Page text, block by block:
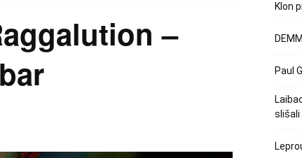
–
Klon
Paul
slišali